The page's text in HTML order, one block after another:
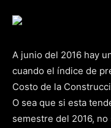
A junio del 2016 hay
cuando el índice de
Costo de la
O sea que si esta
semestre del 2016,